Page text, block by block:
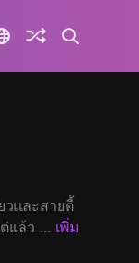
วและสายตี้
แล้ว ... เพิ่ม